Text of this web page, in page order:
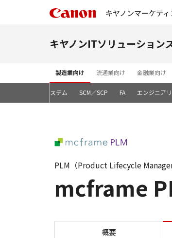
キヤノンマーケテ
キヤノンITソリューション
製造業向け 流通業向け 金融業向け
基幹システム SCM／SCP FA エンジニア
mcframe
PLM（Product Lifecycle
概要